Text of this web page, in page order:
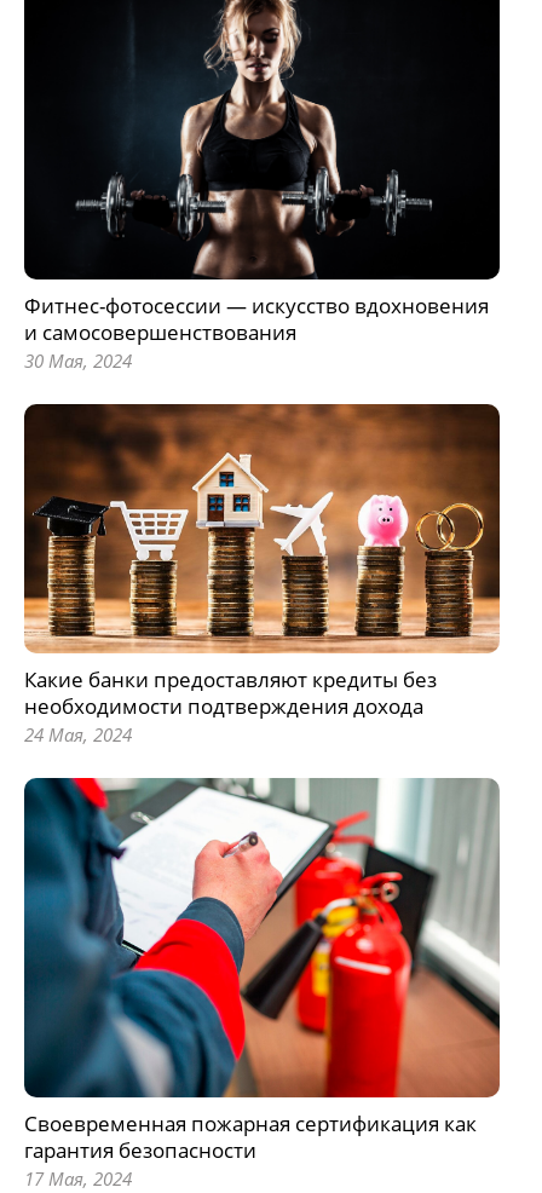
Фитнес-фотосессии — искусство вдохновения
и самосовершенствования
30 Мая, 2024
Какие банки предоставляют кредиты без
необходимости подтверждения дохода
24 Мая, 2024
Своевременная пожарная сертификация как
гарантия безопасности
17 Мая, 2024